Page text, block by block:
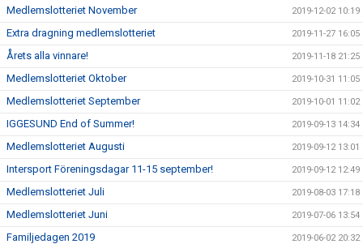
Medlemslotteriet November 2019-12-02 10:19
Extra dragning medlemslotteriet 2019-11-27 16:05
Årets alla vinnare! 2019-11-18 21:25
Medlemslotteriet Oktober 2019-10-31 11:05
Medlemslotteriet September 2019-10-01 11:02
IGGESUND End of Summer! 2019-09-13 14:34
Medlemslotteriet Augusti 2019-09-12 13:01
Intersport Föreningsdagar 11-15 september! 2019-09-12 12:49
Medlemslotteriet Juli 2019-08-03 17:18
Medlemslotteriet Juni 2019-07-06 13:54
Familjedagen 2019 2019-06-02 20:32